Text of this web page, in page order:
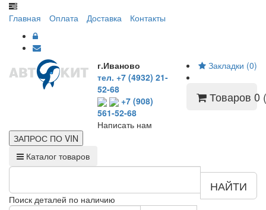
Главная Оплата Доставка Контакты
г.Иваново
тел. +7 (4932) 21-
52-68
+7 (908)
561-52-68
Написать нам
Закладки (0)
Товаров 0
ЗАПРОС ПО VIN
Каталог товаров
Поиск деталей по наличию
НАЙТИ